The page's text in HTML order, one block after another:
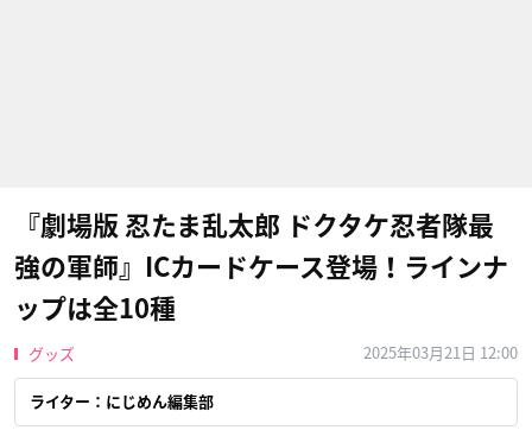
『劇場版 忍たま乱太郎 ドクタケ忍者隊最
強の軍師』ICカードケース登場！ラインナ
ップは全10種
グッズ 2025年03月21日 12:00
ライター：にじめん編集部